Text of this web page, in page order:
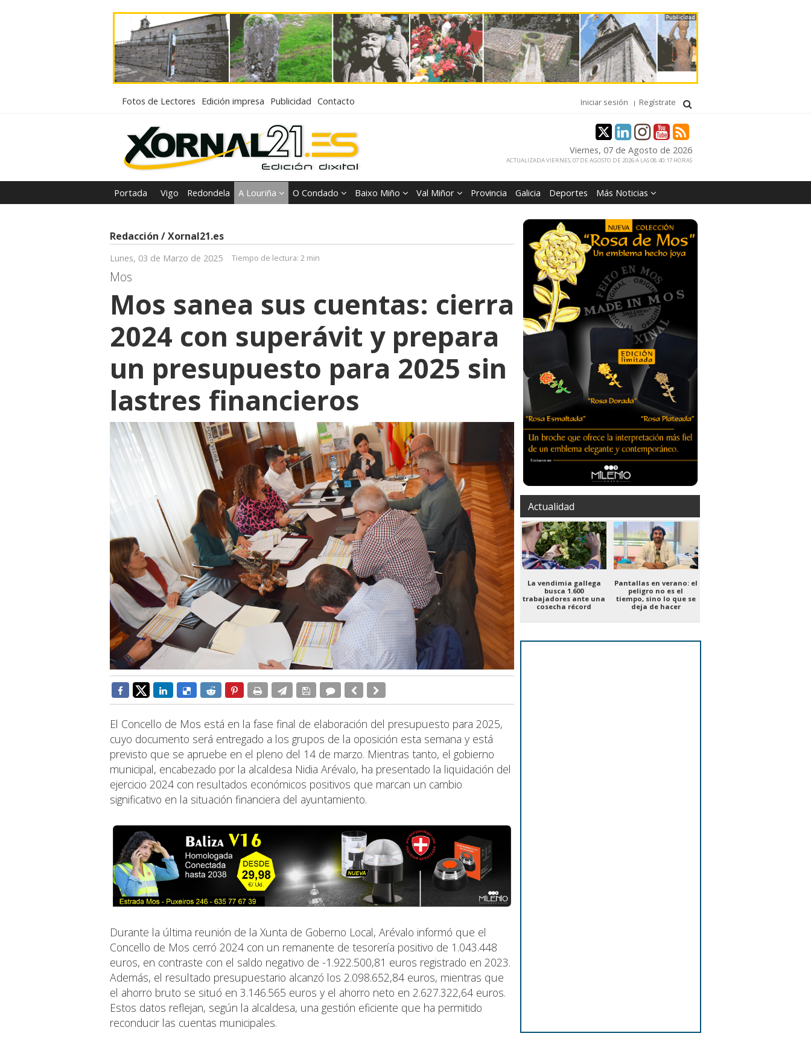
Fotos de Lectores Edición impresa Publicidad Contacto Iniciar sesión Regístrate
Viernes, 07 de Agosto de 2026
ACTUALIZADA VIERNES, 07 DE AGOSTO DE 2026 A LAS 08:40:17 HORAS
Portada Vigo Redondela A Louriña O Condado Baixo Miño Val Miñor Provincia Galicia Deportes Más Noticias
Redacción / Xornal21.es
Lunes, 03 de Marzo de 2025 Tiempo de lectura: 2 min
Mos
Mos sanea sus cuentas: cierra
2024 con superávit y prepara
un presupuesto para 2025 sin
lastres financieros
El Concello de Mos está en la fase final de elaboración del presupuesto para 2025,
cuyo documento será entregado a los grupos de la oposición esta semana y está
previsto que se apruebe en el pleno del 14 de marzo. Mientras tanto, el gobierno
municipal, encabezado por la alcaldesa Nidia Arévalo, ha presentado la liquidación del
ejercicio 2024 con resultados económicos positivos que marcan un cambio
significativo en la situación financiera del ayuntamiento.
Durante la última reunión de la Xunta de Goberno Local, Arévalo informó que el
Concello de Mos cerró 2024 con un remanente de tesorería positivo de 1.043.448
euros, en contraste con el saldo negativo de -1.922.500,81 euros registrado en 2023.
Además, el resultado presupuestario alcanzó los 2.098.652,84 euros, mientras que
el ahorro bruto se situó en 3.146.565 euros y el ahorro neto en 2.627.322,64 euros.
Estos datos reflejan, según la alcaldesa, una gestión eficiente que ha permitido
reconducir las cuentas municipales.
Actualidad
La vendimia gallega
busca 1.600
trabajadores ante una
cosecha récord
Pantallas en verano: el
peligro no es el
tiempo, sino lo que se
deja de hacer